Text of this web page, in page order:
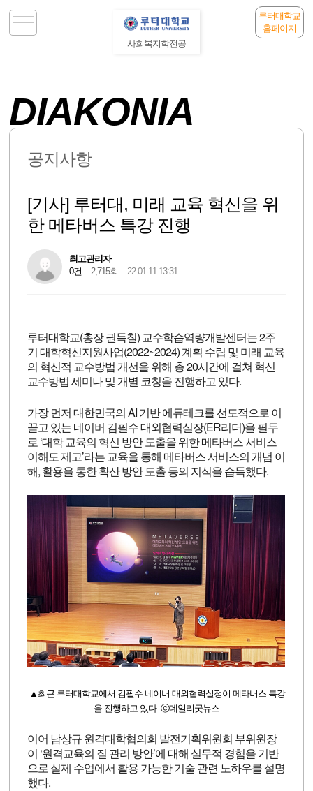
사회복지학전공
루터대학교
홈페이지
DIAKONIA
공지사항
[기사] 루터대, 미래 교육 혁신을 위
한 메타버스 특강 진행
최고관리자
0건
2,715회 22-01-11 13:31
루터대학교(총장 권득칠) 교수학습역량개발센터는 2주
기 대학혁신지원사업(2022~2024) 계획 수립 및 미래 교육
의 혁신적 교수방법 개선을 위해 총 20시간에 걸쳐 혁신
교수방법 세미나 및 개별 코칭을 진행하고 있다.
가장 먼저 대한민국의 AI 기반 에듀테크를 선도적으로 이
끌고 있는 네이버 김필수 대외협력실장(ER리더)을 필두
로 ‘대학 교육의 혁신 방안 도출을 위한 메타버스 서비스
이해도 제고’라는 교육을 통해 메타버스 서비스의 개념 이
해, 활용을 통한 확산 방안 도출 등의 지식을 습득했다.
▲최근 루터대학교에서 김필수 네이버 대외협력실정이 메타버스 특강
을 진행하고 있다. ⓒ데일리굿뉴스
이어 남상규 원격대학협의회 발전기획위원회 부위원장
이 ‘원격교육의 질 관리 방안’에 대해 실무적 경험을 기반
으로 실제 수업에서 활용 가능한 기술 관련 노하우를 설명
했다.